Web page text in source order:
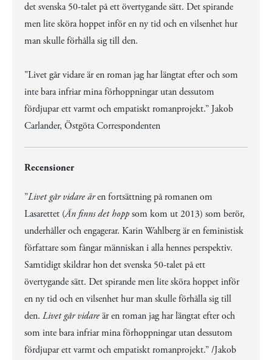
det svenska 50-talet på ett övertygande sätt. Det spirande
men lite sköra hoppet inför en ny tid och en vilsenhet hur
man skulle förhålla sig till den.
"Livet går vidare är en roman jag har längtat efter och som
inte bara infriar mina förhoppningar utan dessutom
fördjupar ett varmt och empatiskt romanprojekt.” Jakob
Carlander, Östgöta Correspondenten
Recensioner
”Livet går vidare ären fortsättning på romanen om
Lasarettet (Än finns det hoppsom kom ut 2013) som berör,
underhåller och engagerar. Karin Wahlberg är en feministisk
författare som fångar människan i alla hennes perspektiv.
Samtidigt skildrar hon det svenska 50-talet på ett
övertygande sätt. Det spirande men lite sköra hoppet inför
en ny tid och en vilsenhet hur man skulle förhålla sig till
den. Livet går vidareär en roman jag har längtat efter och
som inte bara infriar mina förhoppningar utan dessutom
fördjupar ett varmt och empatiskt romanprojekt.” /Jakob